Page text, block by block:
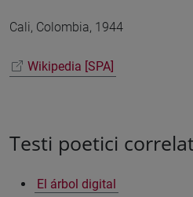
Cali, Colombia, 1944
Wikipedia [SPA]
Testi poetici
El árbol digital